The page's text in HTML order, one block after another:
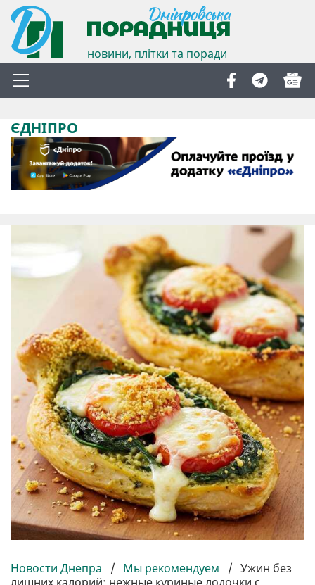
новини, плітки та поради
ЄДНІПРО
Новости Днепра / Мы рекомендуем / Ужин без